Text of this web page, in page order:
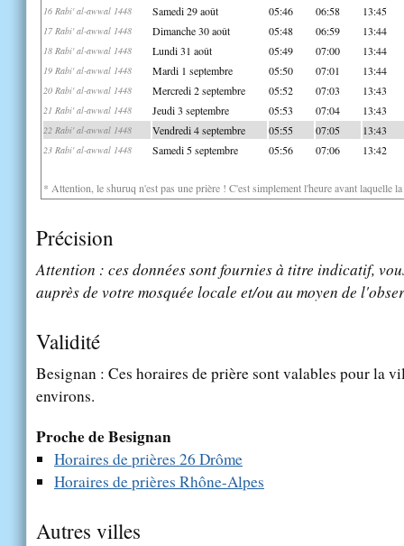
16 Rabi' al-awwal 1448 Samedi 29 août 05:46 06:58 13:45
17 Rabi' al-awwal 1448 Dimanche 30 août 05:48 06:59 13:44
18 Rabi' al-awwal 1448 Lundi 31 août 05:49 07:00 13:44
19 Rabi' al-awwal 1448 Mardi 1 septembre 05:50 07:01 13:44
20 Rabi' al-awwal 1448 Mercredi 2 septembre 05:52 07:03 13:43
21 Rabi' al-awwal 1448 Jeudi 3 septembre 05:53 07:04 13:43
22 Rabi' al-awwal 1448 Vendredi 4 septembre 05:55 07:05 13:43
23 Rabi' al-awwal 1448 Samedi 5 septembre 05:56 07:06 13:42
* Attention, le shuruq n'est pas une prière ! C'est simplement l'heure avant laquelle
Précision
Attention : ces données sont fournies à titre indicatif,
auprès de votre mosquée locale et/ou au moyen de
Validité
Besignan : Ces horaires de prière sont valables pour la
environs.
Proche de Besignan
Horaires de prières 26 Drôme
Horaires de prières Rhône-Alpes
Autres villes